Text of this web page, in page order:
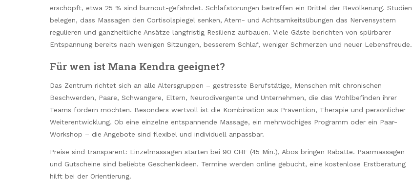
erschöpft, etwa 25 % sind burnout-gefährdet. Schlafstörungen betreffen ein Drittel der Bevölkerung. Studien
belegen, dass Massagen den Cortisolspiegel senken, Atem- und Achtsamkeitsübungen das Nervensystem
regulieren und ganzheitliche Ansätze langfristig Resilienz aufbauen. Viele Gäste berichten von spürbarer
Entspannung bereits nach wenigen Sitzungen, besserem Schlaf, weniger Schmerzen und neuer Lebensfreude.
Für wen ist Mana Kendra geeignet?
Das Zentrum richtet sich an alle Altersgruppen – gestresste Berufstätige, Menschen mit chronischen
Beschwerden, Paare, Schwangere, Eltern, Neurodivergente und Unternehmen, die das Wohlbefinden ihrer
Teams fördern möchten. Besonders wertvoll ist die Kombination aus Prävention, Therapie und persönlicher
Weiterentwicklung. Ob eine einzelne entspannende Massage, ein mehrwöchiges Programm oder ein Paar-
Workshop – die Angebote sind flexibel und individuell anpassbar.
Preise sind transparent: Einzelmassagen starten bei 90 CHF (45 Min.), Abos bringen Rabatte. Paarmassagen
und Gutscheine sind beliebte Geschenkideen. Termine werden online gebucht, eine kostenlose Erstberatung
hilft bei der Orientierung.